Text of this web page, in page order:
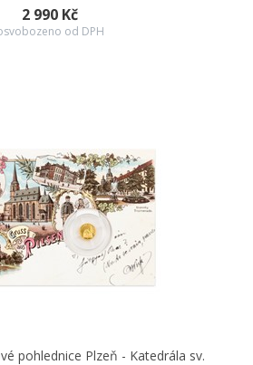
2 990 Kč
od DPH
pohlednice Plzeň - Katedrála sv.